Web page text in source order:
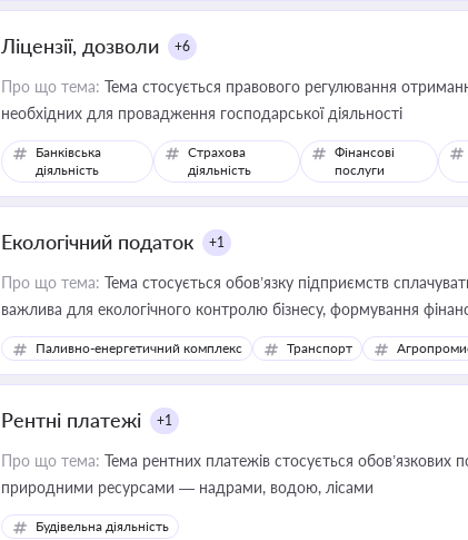
Ліцензії, дозволи +6
Про що тема: Тема стосується правового регулювання
необхідних для провадження господарської діяльності
Банківська
діяльність
Страхова
діяльність
Фінансові
послуги
Екологічний податок +1
Про що тема: Тема стосується обов’язку підприємств
важлива для екологічного контролю бізнесу, формування
законодавства
Паливно-енергетичний комплекс Транспорт
Рентні платежі +1
Про що тема: Тема рентних платежів стосується обов’язкових
природними ресурсами — надрами, водою, лісами
Будівельна діяльність